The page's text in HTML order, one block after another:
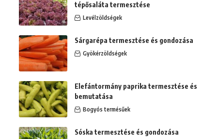
tépősaláta termesztése
Levélzöldségek
Sárgarépa termesztése és gondozása
Gyökérzöldségek
Elefántormány paprika termesztése és
bemutatása
Bogyós termésűek
Sóska termesztése és gondozása